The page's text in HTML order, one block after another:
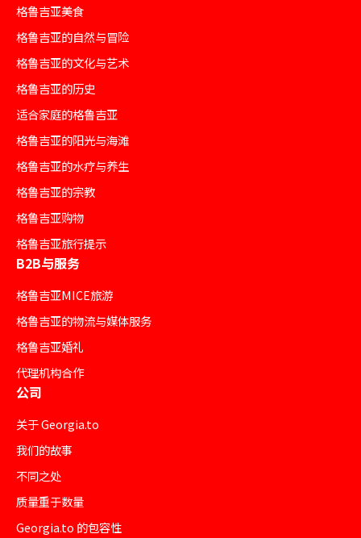
格鲁吉亚美食
格鲁吉亚的自然与冒险
格鲁吉亚的文化与艺术
格鲁吉亚的历史
适合家庭的格鲁吉亚
格鲁吉亚的阳光与海滩
格鲁吉亚的水疗与养生
格鲁吉亚的宗教
格鲁吉亚购物
格鲁吉亚旅行提示
B2B与服务
格鲁吉亚MICE旅游
格鲁吉亚的物流与媒体服务
格鲁吉亚婚礼
代理机构合作
公司
关于 Georgia.to
我们的故事
不同之处
质量重于数量
Georgia.to 的包容性